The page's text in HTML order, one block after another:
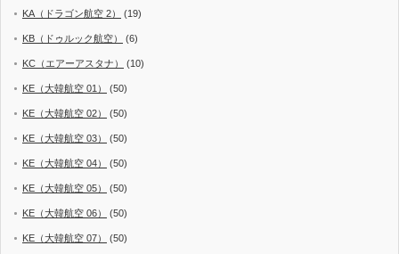
KA（ドラゴン航空 2） (19)
KB（ドゥルック航空） (6)
KC（エアーアスタナ） (10)
KE（大韓航空 01） (50)
KE（大韓航空 02） (50)
KE（大韓航空 03） (50)
KE（大韓航空 04） (50)
KE（大韓航空 05） (50)
KE（大韓航空 06） (50)
KE（大韓航空 07） (50)